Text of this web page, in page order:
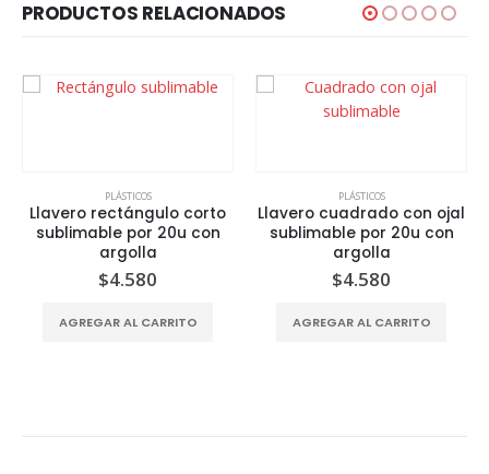
PRODUCTOS RELACIONADOS
PLÁSTICOS
Llavero rectángulo corto
sublimable por 20u con
argolla
$4.580
AGREGAR AL CARRITO
PLÁSTICOS
Llavero cuadrado con ojal
sublimable por 20u con
argolla
$4.580
AGREGAR AL CARRITO